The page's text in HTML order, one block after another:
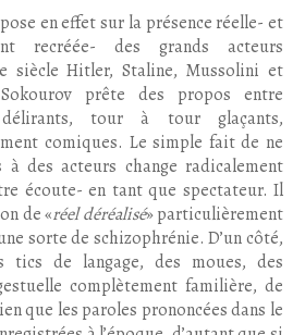
en effet sur la présence réelle- et
recréée- des grands acteurs
siècle Hitler, Staline, Mussolini et
prête des propos entre
tour à tour glaçants,
comiques. Le simple fait de ne
des acteurs change radicalement
écoute- en tant que spectateur. Il
de «réel déréalisé» particulièrement
sorte de schizophrénie. D’un côté,
tics de langage, des moues, des
complètement familière, de
que les paroles prononcées dans le